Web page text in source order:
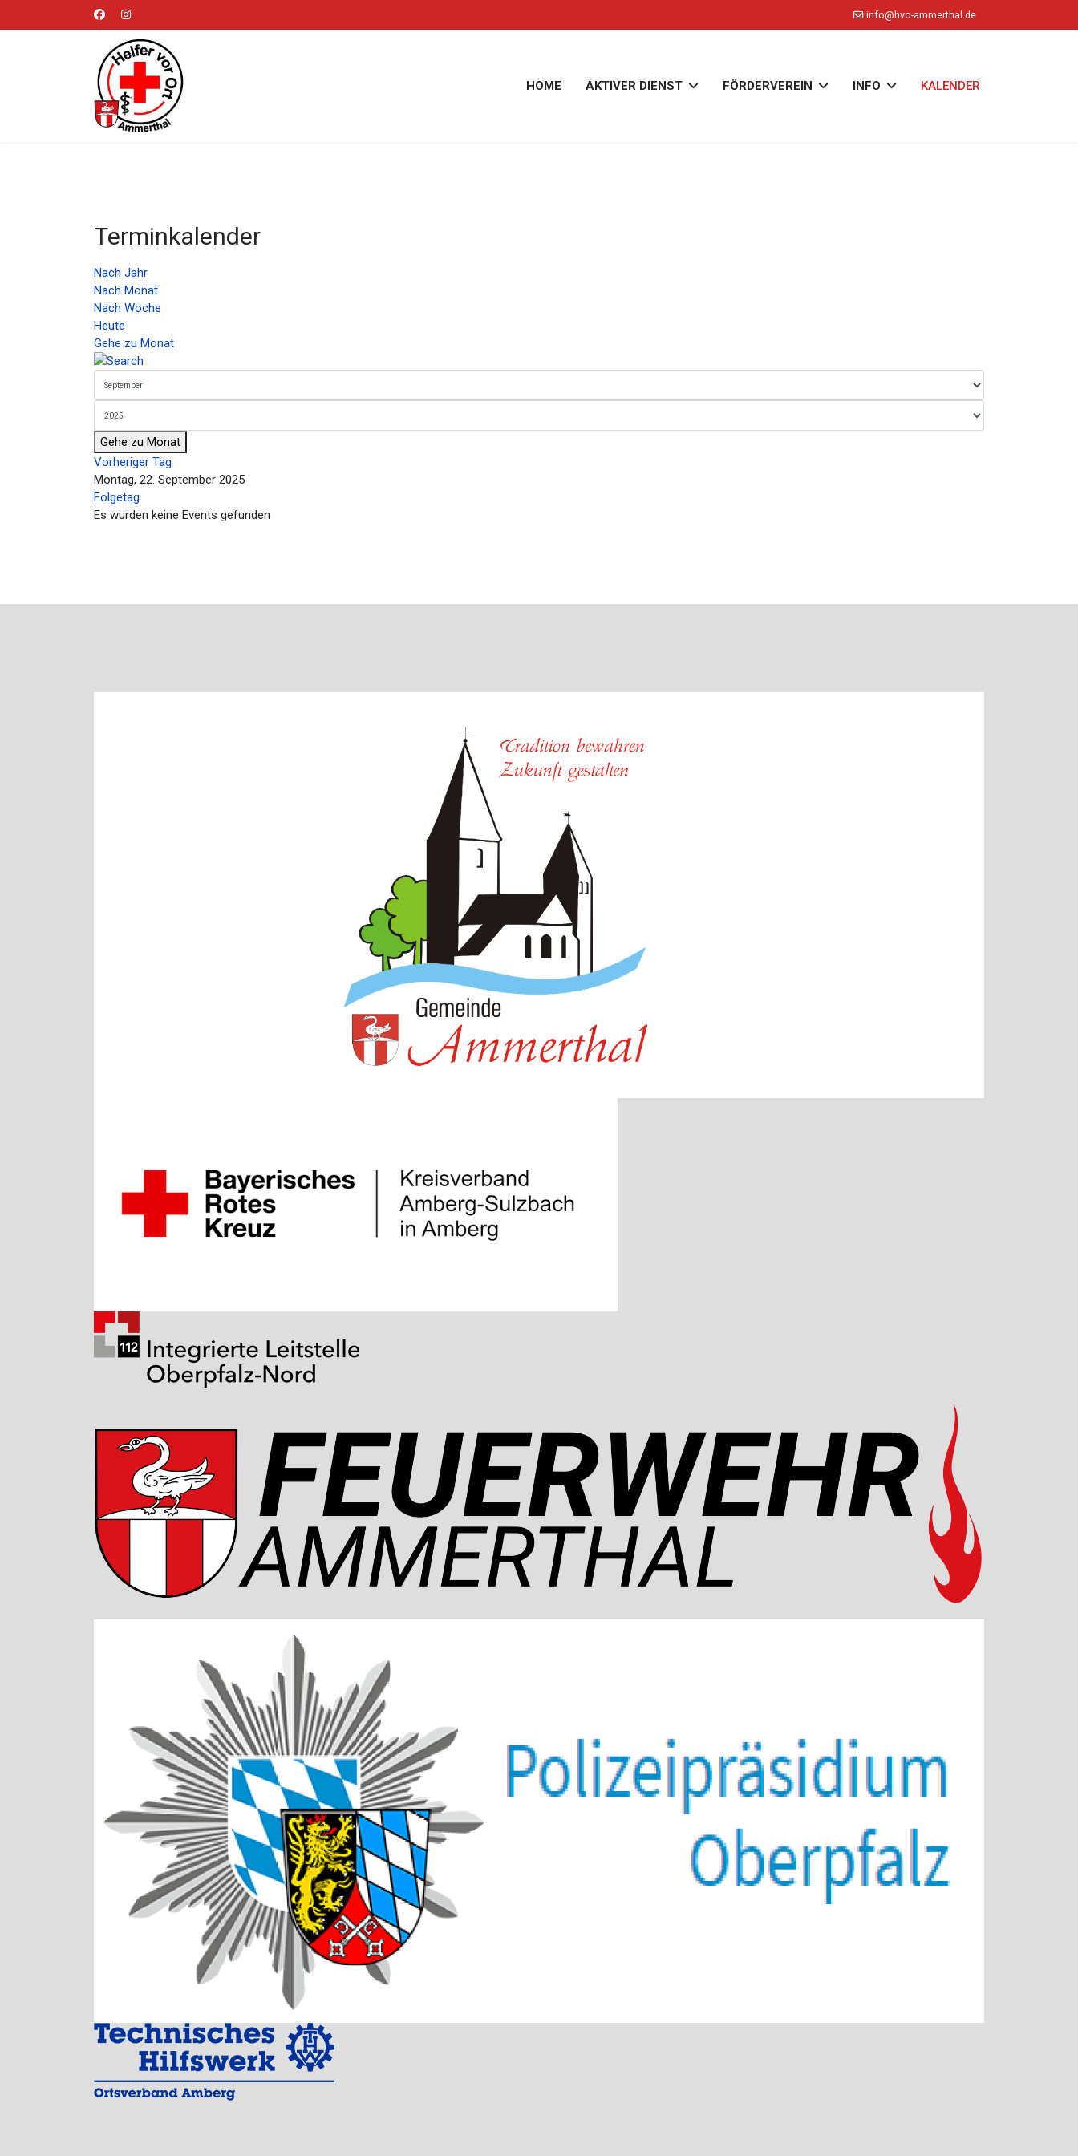
info@hvo-ammerthal.de
HOME AKTIVER DIENST FÖRDERVEREIN INFO KALENDER
Terminkalender
Nach Jahr
Nach Monat
Nach Woche
Heute
Gehe zu Monat
Gehe zu Monat
Vorheriger Tag
Montag, 22. September 2025
Folgetag
Es wurden keine Events gefunden